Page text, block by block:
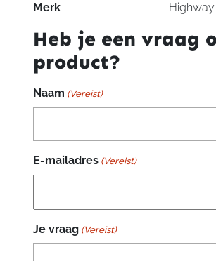
Merk
Heb je een vraag
product?
Naam (Vereist)
E-mailadres (Vereist)
Je vraag (Vereist)